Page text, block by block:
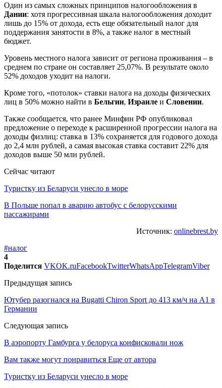
Один из самых сложных принципов налогообложения в
Дании: хотя прогрессивная шкала налогообложения доходит
лишь до 15% от дохода, есть еще обязательный налог для
поддержания занятости в 8%, а также налог в местный
бюджет.
Уровень местного налога зависит от региона проживания – в
среднем по стране он составляет 25,07%. В результате около
52% доходов уходит на налоги.
Кроме того, «потолок» ставки налога на доходы физических
лиц в 50% можно найти в Бельгии, Израиле и Словении.
Также сообщается, что ранее Минфин РФ опубликовал
предложение о переходе к расширенной прогрессии налога на
доходы физлиц: ставка в 13% сохраняется для годового дохода
до 2,4 млн рублей, а самая высокая ставка составит 22% для
доходов выше 50 млн рублей.
Сейчас читают
Туристку из Беларуси унесло в море
В Польше попал в аварию автобус с белорусскими
пассажирами
Источник: onlinebrest.by
#налог
4
Поделится VKOK.ruFacebookTwitterWhatsAppTelegramViber
Предыдущая запись
Ютубер разогнался на Bugatti Chiron Sport до 413 км/ч на А1 в
Германии
Следующая запись
В аэропорту Гамбурга у белоруса конфисковали нож
Вам также могут понравиться Еще от автора
Туристку из Беларуси унесло в море